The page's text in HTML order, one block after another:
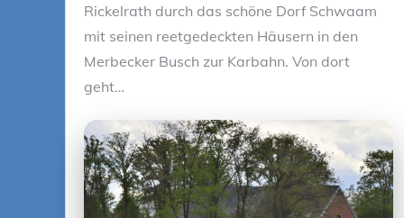
Rickelrath durch das schöne Dorf Schwaam
mit seinen reetgedeckten Häusern in den
Merbecker Busch zur Karbahn. Von dort
geht…